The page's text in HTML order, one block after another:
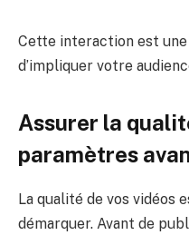
Cette interaction est
d’impliquer votre
Assurer la
paramètres
La qualité de vos vidéos
démarquer. Avant de